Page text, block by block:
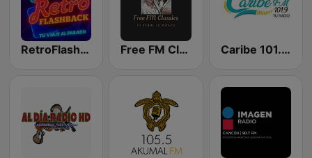
RetroFlashBack Free FM Classics Mexico Caribe 101.9 FM Cancún